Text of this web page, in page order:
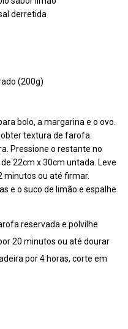
derretida
(200g)
bolo, a margarina e o ovo.
textura de farofa.
Pressione o restante no
22cm x 30cm untada. Leve
minutos ou até firmar.
e o suco de limão e espalhe
reservada e polvilhe
20 minutos ou até dourar
por 4 horas, corte em